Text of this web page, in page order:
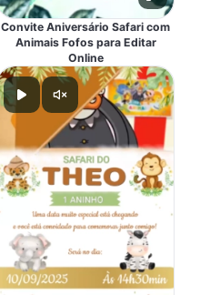
Convite Aniversário Safari com
Animais Fofos para Editar
Online